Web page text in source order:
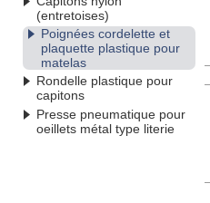
(entretoises)
Poignées cordelette et
plaquette plastique pour
matelas
Rondelle plastique pour
capitons
Presse pneumatique pour
oeillets métal type literie